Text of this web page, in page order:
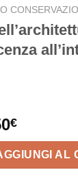
€Il
prezzo
attuale
è:
AL